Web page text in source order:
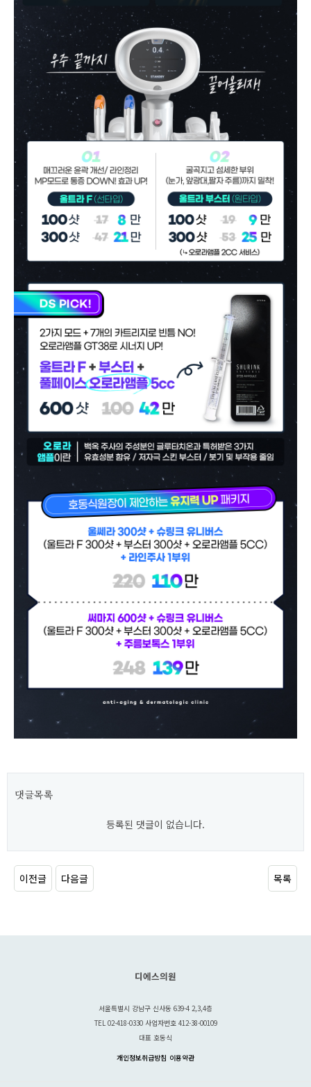
댓글목록
등록된 댓글이 없습니다.
이전글 다음글 목록
디에스의원
서울특별시 강남구 신사동 639-4 2,3,4층
TEL 02-418-0330 사업자번호 412-38-00109
대표 호동식
개인정보취급방침 이용약관